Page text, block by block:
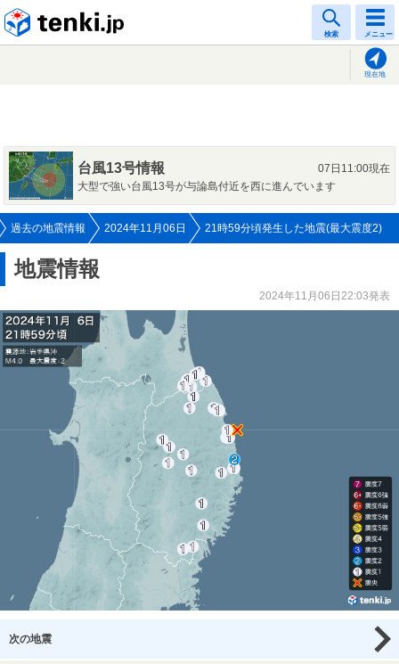
検索 メニュー
現在地
台風13号情報
07日11:00現在
大型で強い台風13号が与論島付近を西に進んでいます
過去の地震情報 2024年11月06日 21時59分頃発生した地震(最大震度2)
地震情報
2024年11月06日22:03発表
次の地震